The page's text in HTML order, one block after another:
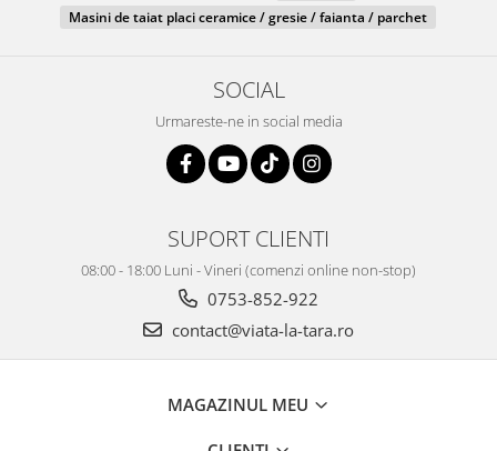
Masini de taiat placi ceramice / gresie / faianta / parchet
SOCIAL
Urmareste-ne in social media
SUPORT CLIENTI
08:00 - 18:00 Luni - Vineri (comenzi online non-stop)
0753-852-922
contact@viata-la-tara.ro
MAGAZINUL MEU